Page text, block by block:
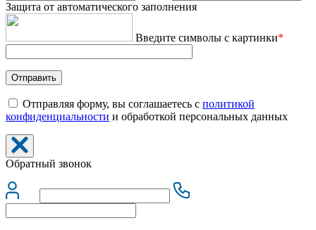
Защита от автоматического заполнения
Введите символы с картинки*
Отправляя форму, вы соглашаетесь с политикой
конфиденциальности и обработкой персональных данных
Обратный звонок